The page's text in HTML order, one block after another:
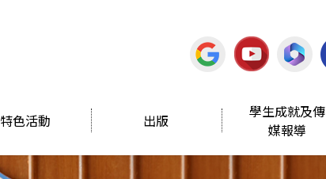
特色活動 出版
學生成就及傳
媒報導